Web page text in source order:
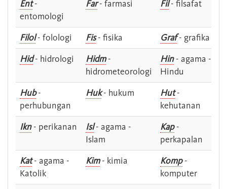
Ent-
entomologi
Far- farmasi Fil- filsafat
Filol- folologi Fis- fisika Graf- grafika
Hid- hidrologi Hidm-
hidrometeorologi
Hin- agama -
Hindu
Hub-
perhubungan
Huk- hukum Hut-
kehutanan
Ikn- perikanan Isl- agama -
Islam
Kap-
perkapalan
Kat- agama -
Katolik
Kim- kimia Komp-
komputer